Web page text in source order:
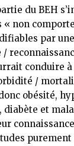
du BEH
« non
par
/
conduire
/
obésité,
diabète et